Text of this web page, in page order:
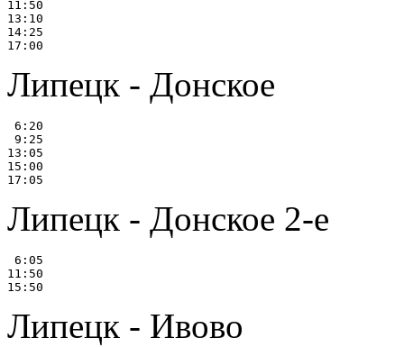
11:50
13:10
14:25
Липецк - Донское
6:20
9:25
13:05
15:00
Липецк - Донское 2-е
6:05
11:50
Липецк - Ивово